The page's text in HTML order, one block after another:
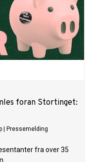
foran Stortinget:
Pressemelding
fra over 35